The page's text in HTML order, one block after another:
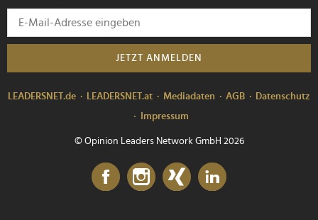
JETZT ANMELDEN
LEADERSNET.de LEADERSNET.at Mediadaten AGB
Datenschutz
Impressum
© Opinion Leaders Network GmbH 2026